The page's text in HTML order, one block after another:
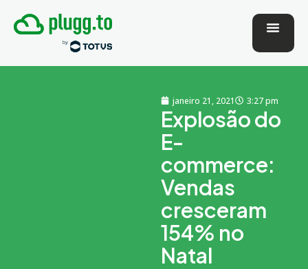
janeiro 21, 2021 3:27 pm
Explosão do
E-
commerce:
Vendas
cresceram
154% no
Natal